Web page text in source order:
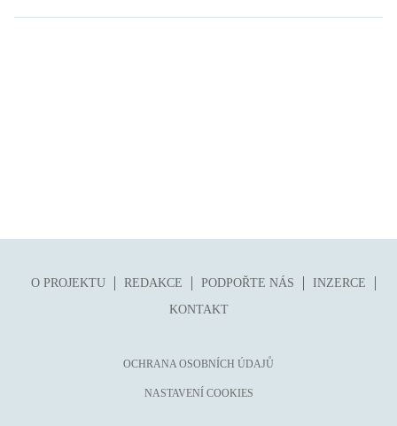
O PROJEKTU REDAKCE PODPOŘTE NÁS
INZERCE
KONTAKT
OCHRANA OSOBNÍCH ÚDAJŮ
NASTAVENÍ COOKIES